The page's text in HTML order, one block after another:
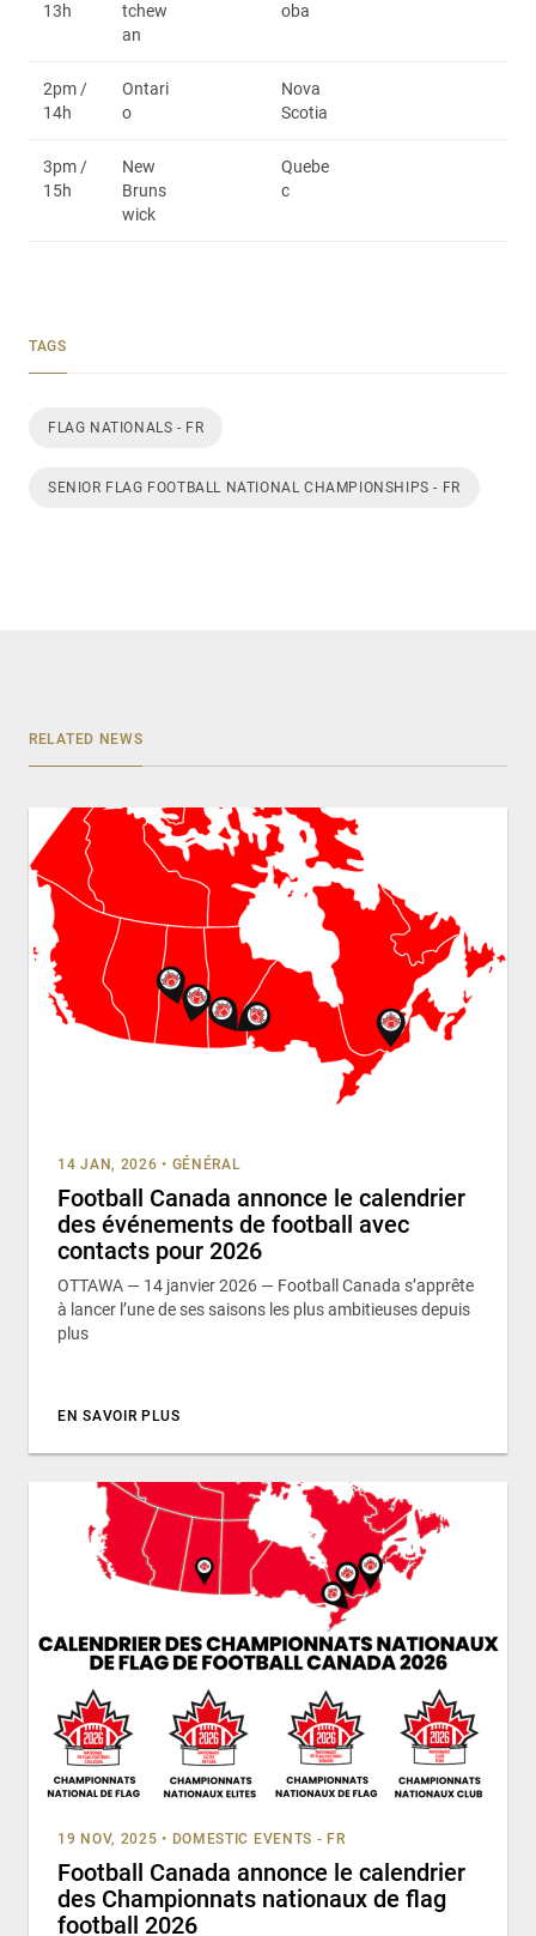
13h
tchew
an
oba
2pm /
14h
Ontari
o
Nova
Scotia
3pm /
15h
New
Bruns
wick
Quebe
c
TAGS
FLAG NATIONALS - FR
SENIOR FLAG FOOTBALL NATIONAL CHAMPIONSHIPS - FR
RELATED NEWS
14 JAN, 2026 • GÉNÉRAL
Football Canada annonce le calendrier
des événements de football avec
contacts pour 2026
OTTAWA — 14 janvier 2026 — Football Canada s’apprête
à lancer l’une de ses saisons les plus ambitieuses depuis
plus
EN SAVOIR PLUS
19 NOV, 2025 • DOMESTIC EVENTS - FR
Football Canada annonce le calendrier
des Championnats nationaux de flag
football 2026